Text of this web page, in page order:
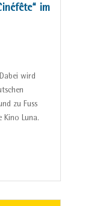
im
wird
zu Fuss
Kino Luna.